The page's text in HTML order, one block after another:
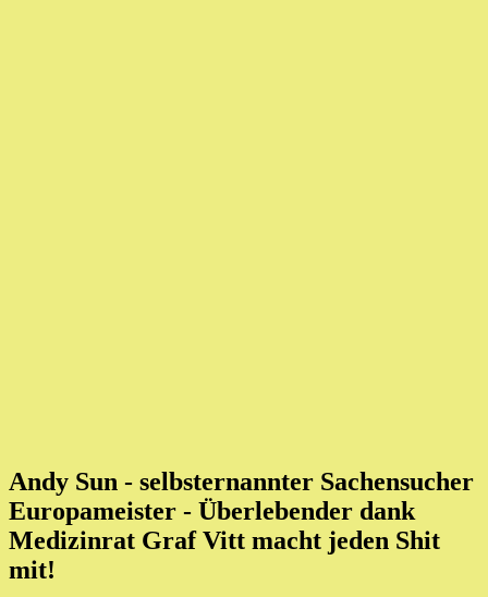
Andy Sun - selbsternannter Sachensucher
Europameister - Überlebender dank
Medizinrat Graf Vitt macht jeden Shit
mit!